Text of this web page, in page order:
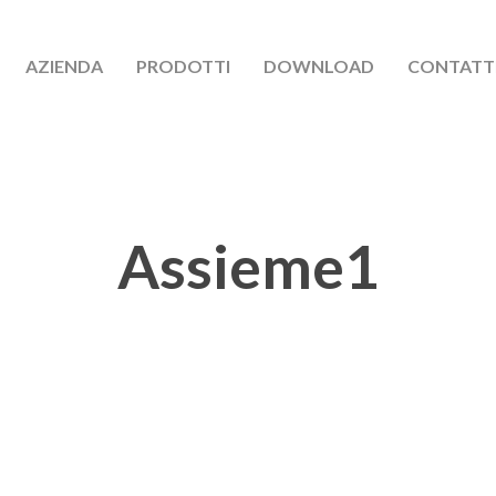
AZIENDA PRODOTTI DOWNLOAD
Assieme1